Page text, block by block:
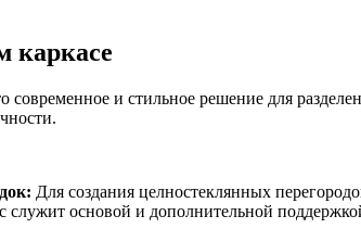
каркасе
и стильное решение для
Для создания целностеклянных
основой и дополнительной